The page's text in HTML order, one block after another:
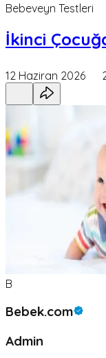
Bebeveyn Testleri
İkinci Çocuğa
12 Haziran 2026
B
Bebek.com
Admin